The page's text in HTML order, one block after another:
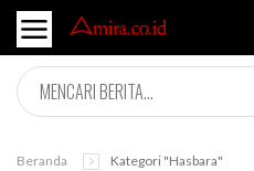
Beranda Kategori "hasbara"